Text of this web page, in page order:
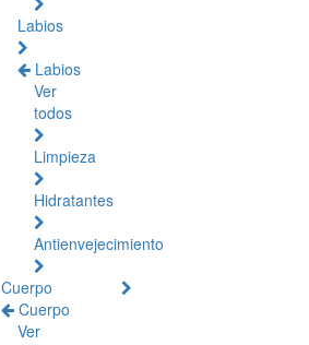
Labios
Labios
Ver
todos
Limpieza
Hidratantes
Antienvejecimiento
Cuerpo
Cuerpo
Ver